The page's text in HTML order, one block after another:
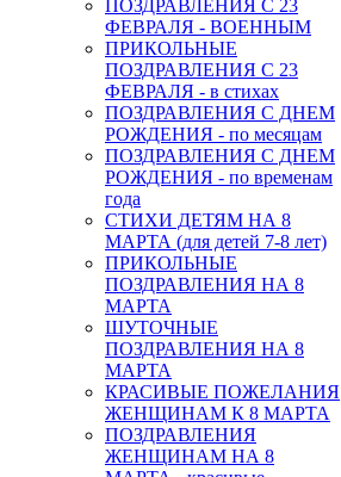
ПОЗДРАВЛЕНИЯ С 23
ФЕВРАЛЯ - ВОЕННЫМ
ПРИКОЛЬНЫЕ
ПОЗДРАВЛЕНИЯ С 23
ФЕВРАЛЯ - в стихах
ПОЗДРАВЛЕНИЯ С ДНЕМ
РОЖДЕНИЯ - по месяцам
ПОЗДРАВЛЕНИЯ С ДНЕМ
РОЖДЕНИЯ - по временам
года
СТИХИ ДЕТЯМ НА 8
МАРТА (для детей 7-8 лет)
ПРИКОЛЬНЫЕ
ПОЗДРАВЛЕНИЯ НА 8
МАРТА
ШУТОЧНЫЕ
ПОЗДРАВЛЕНИЯ НА 8
МАРТА
КРАСИВЫЕ ПОЖЕЛАНИЯ
ЖЕНЩИНАМ К 8 МАРТА
ПОЗДРАВЛЕНИЯ
ЖЕНЩИНАМ НА 8